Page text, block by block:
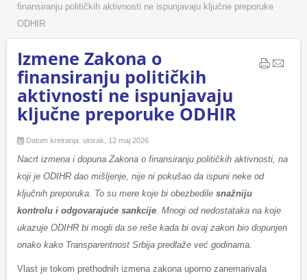
finansiranju političkih aktivnosti ne ispunjavaju ključne preporuke
ODHIR
Izmene Zakona o
finansiranju političkih
aktivnosti ne ispunjavaju
ključne preporuke ODHIR
Datum kreiranja: utorak, 12 maj 2026
Nacrt izmena i dopuna Zakona o finansiranju političkih aktivnosti, na
koji je ODIHR dao mišljenje, nije ni pokušao da ispuni neke od
ključnih preporuka. To su mere koje bi obezbedile snažniju
kontrolu i odgovarajuće sankcije. Mnogi od nedostataka na koje
ukazuje ODIHR bi mogli da se reše kada bi ovaj zakon bio dopunjen
onako kako Transparentnost Srbija predlaže već godinama.
Vlast je tokom prethodnih izmena zakona uporno zanemarivala